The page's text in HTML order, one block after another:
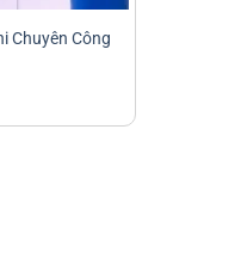
Chuyên Công